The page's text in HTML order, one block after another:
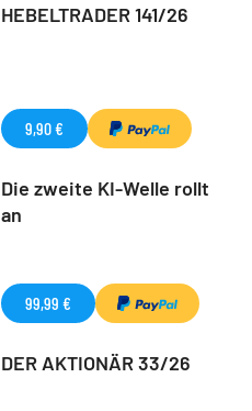
HEBELTRADER 141/26
9,90 €
Die zweite KI-Welle rollt
an
99,99 €
DER AKTIONÄR 33/26